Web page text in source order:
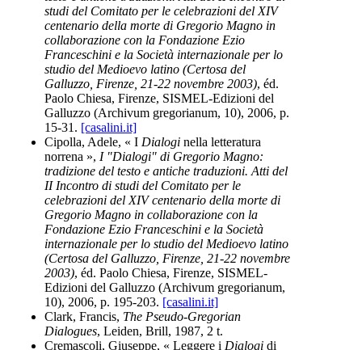
studi del Comitato per le celebrazioni del XIV
centenario della morte di Gregorio Magno in
collaborazione con la Fondazione Ezio
Franceschini e la Società internazionale per lo
studio del Medioevo latino (Certosa del
Galluzzo, Firenze, 21-22 novembre 2003), éd.
Paolo Chiesa, Firenze, SISMEL-Edizioni del
Galluzzo (Archivum gregorianum, 10), 2006, p.
15-31. [casalini.it]
Cipolla, Adele, « I Dialogi nella letteratura
norrena », I "Dialogi" di Gregorio Magno:
tradizione del testo e antiche traduzioni. Atti del
II Incontro di studi del Comitato per le
celebrazioni del XIV centenario della morte di
Gregorio Magno in collaborazione con la
Fondazione Ezio Franceschini e la Società
internazionale per lo studio del Medioevo latino
(Certosa del Galluzzo, Firenze, 21-22 novembre
2003), éd. Paolo Chiesa, Firenze, SISMEL-
Edizioni del Galluzzo (Archivum gregorianum,
10), 2006, p. 195-203. [casalini.it]
Clark, Francis, The Pseudo-Gregorian
Dialogues, Leiden, Brill, 1987, 2 t.
Cremascoli, Giuseppe, « Leggere i Dialogi di